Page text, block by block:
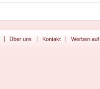
Über uns Kontakt Werben